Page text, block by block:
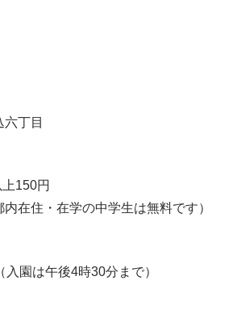
丁目
150円
内在住・在学の中学生は無料です）
園は午後4時30分まで）